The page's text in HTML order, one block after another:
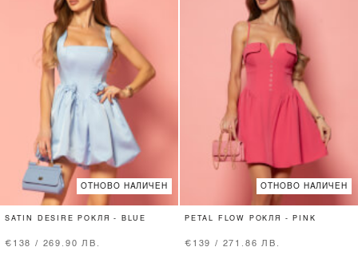
ОТНОВО НАЛИЧЕН
SATIN DESIRE РОКЛЯ - BLUE
€138 / 269.90 ЛВ.
ОТНОВО НАЛИЧЕН
PETAL FLOW РОКЛЯ - PINK
€139 / 271.86 ЛВ.